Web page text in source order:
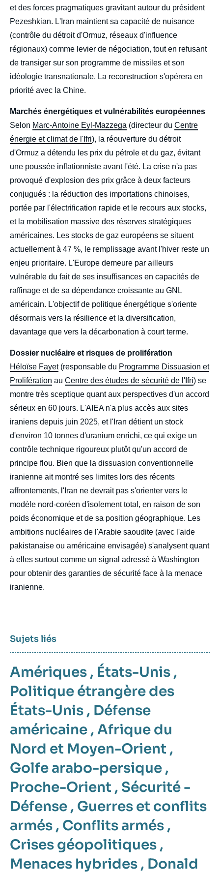
et des forces pragmatiques gravitant autour du président
Pezeshkian. L'Iran maintient sa capacité de nuisance
(contrôle du détroit d'Ormuz, réseaux d'influence
régionaux) comme levier de négociation, tout en refusant
de transiger sur son programme de missiles et son
idéologie transnationale. La reconstruction s'opérera en
priorité avec la Chine.
Marchés énergétiques et vulnérabilités européennes
Selon Marc-Antoine Eyl-Mazzega (directeur du Centre
énergie et climat de l'Ifri), la réouverture du détroit
d'Ormuz a détendu les prix du pétrole et du gaz, évitant
une poussée inflationniste avant l'été. La crise n'a pas
provoqué d'explosion des prix grâce à deux facteurs
conjugués : la réduction des importations chinoises,
portée par l'électrification rapide et le recours aux stocks,
et la mobilisation massive des réserves stratégiques
américaines. Les stocks de gaz européens se situent
actuellement à 47 %, le remplissage avant l'hiver reste un
enjeu prioritaire. L'Europe demeure par ailleurs
vulnérable du fait de ses insuffisances en capacités de
raffinage et de sa dépendance croissante au GNL
américain. L'objectif de politique énergétique s'oriente
désormais vers la résilience et la diversification,
davantage que vers la décarbonation à court terme.
Dossier nucléaire et risques de prolifération
Héloïse Fayet(responsable du Programme Dissuasion et
Prolifération au Centre des études de sécurité de l'Ifri) se
montre très sceptique quant aux perspectives d'un accord
sérieux en 60 jours. L'AIEA n'a plus accès aux sites
iraniens depuis juin 2025, et l'Iran détient un stock
d'environ 10 tonnes d'uranium enrichi, ce qui exige un
contrôle technique rigoureux plutôt qu'un accord de
principe flou. Bien que la dissuasion conventionnelle
iranienne ait montré ses limites lors des récents
affrontements, l'Iran ne devrait pas s'orienter vers le
modèle nord-coréen d'isolement total, en raison de son
poids économique et de sa position géographique. Les
ambitions nucléaires de l'Arabie saoudite (avec l'aide
pakistanaise ou américaine envisagée) s'analysent quant
à elles surtout comme un signal adressé à Washington
pour obtenir des garanties de sécurité face à la menace
iranienne.
Sujets liés
Amériques , États-Unis ,
Politique étrangère des
États-Unis , Défense
américaine , Afrique du
Nord et Moyen-Orient ,
Golfe arabo-persique ,
Proche-Orient , Sécurité -
Défense , Guerres et conflits
armés , Conflits armés ,
Crises géopolitiques ,
Menaces hybrides , Donald